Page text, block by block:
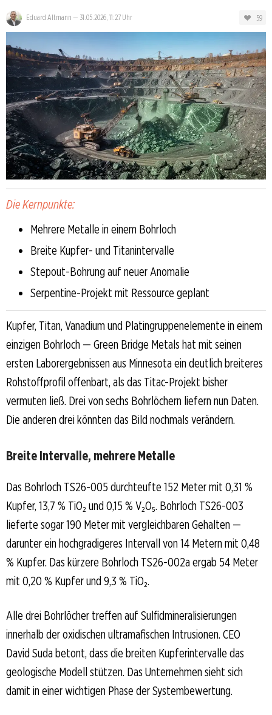
Eduard Altmann — 31.05.2026, 11:27 Uhr 59
Die Kernpunkte:
Mehrere Metalle in einem Bohrloch
Breite Kupfer- und Titanintervalle
Stepout-Bohrung auf neuer Anomalie
Serpentine-Projekt mit Ressource geplant
Kupfer, Titan, Vanadium und Platingruppenelemente in einem
einzigen Bohrloch — Green Bridge Metals hat mit seinen
ersten Laborergebnissen aus Minnesota ein deutlich breiteres
Rohstoffprofil offenbart, als das Titac-Projekt bisher
vermuten ließ. Drei von sechs Bohrlöchern liefern nun Daten.
Die anderen drei könnten das Bild nochmals verändern.
Breite Intervalle, mehrere Metalle
Das Bohrloch TS26-005 durchteufte 152 Meter mit 0,31 %
Kupfer, 13,7 % TiO₂ und 0,15 % V₂O₅. Bohrloch TS26-003
lieferte sogar 190 Meter mit vergleichbaren Gehalten —
darunter ein hochgradigeres Intervall von 14 Metern mit 0,48
% Kupfer. Das kürzere Bohrloch TS26-002a ergab 54 Meter
mit 0,20 % Kupfer und 9,3 % TiO₂.
Alle drei Bohrlöcher treffen auf Sulfidmineralisierungen
innerhalb der oxidischen ultramafischen Intrusionen. CEO
David Suda betont, dass die breiten Kupferinterval­le das
geologische Modell stützen. Das Unternehmen sieht sich
damit in einer wichtigen Phase der Systembewertung.